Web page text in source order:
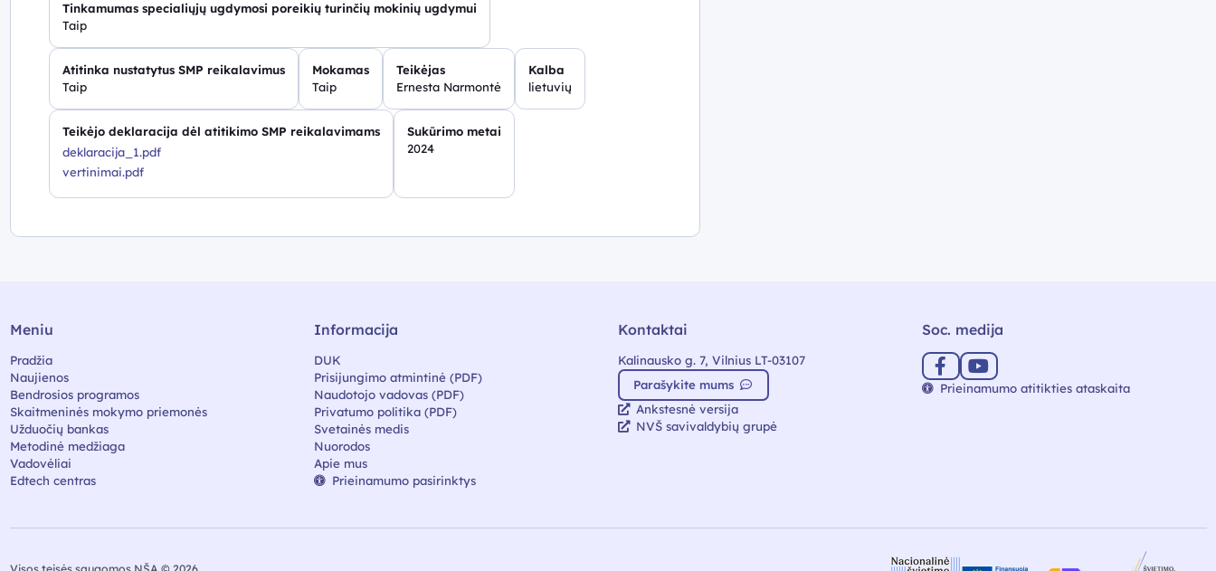
Tinkamumas specialiųjų ugdymosi poreikių turinčių mokinių ugdymui
Taip
Atitinka nustatytus SMP reikalavimus
Taip
Mokamas
Taip
Teikėjas
Ernesta Narmontė
Kalba
lietuvių
Teikėjo deklaracija dėl atitikimo SMP reikalavimams
deklaracija_1.pdf
vertinimai.pdf
Sukūrimo metai
2024
Meniu
Pradžia
Naujienos
Bendrosios programos
Skaitmeninės mokymo priemonės
Užduočių bankas
Metodinė medžiaga
Vadovėliai
Edtech centras
Informacija
DUK
Prisijungimo atmintinė (PDF)
Naudotojo vadovas (PDF)
Privatumo politika (PDF)
Svetainės medis
Nuorodos
Apie mus
Prieinamumo pasirinktys
Kontaktai
Kalinausko g. 7, Vilnius LT-03107
Parašykite mums
Ankstesnė versija
NVŠ savivaldybių grupė
Soc. medija
Prieinamumo atitikties ataskaita